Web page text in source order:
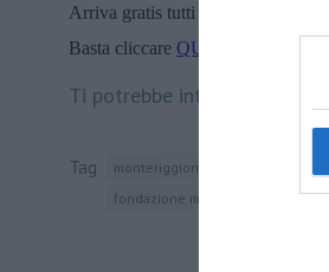
Arriva gratis tutti i giorni alle 20:00
Basta cliccare QUI
Ti potrebbe interessare anche:
Tag monteriggioni
fondazione monte dei paschi di